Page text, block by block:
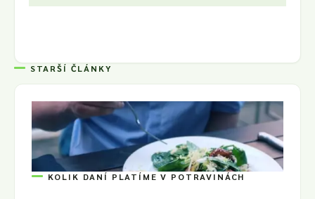
STARŠÍ ČLÁNKY
KOLIK DANÍ PLATÍME V POTRAVINÁCH